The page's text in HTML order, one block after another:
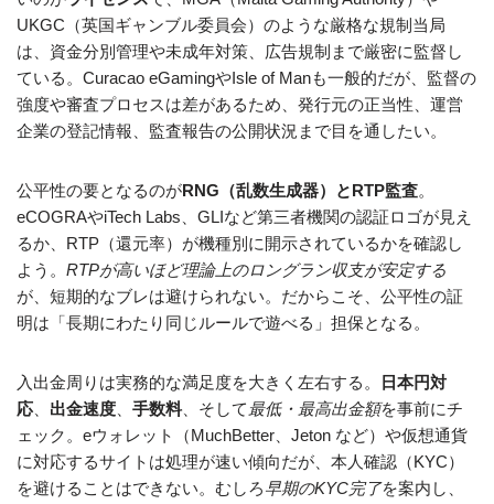
UKGC（英国ギャンブル委員会）のような厳格な規制当局
は、資金分別管理や未成年対策、広告規制まで厳密に監督し
ている。Curacao eGamingやIsle of Manも一般的だが、監督の
強度や審査プロセスは差があるため、発行元の正当性、運営
企業の登記情報、監査報告の公開状況まで目を通したい。
公平性の要となるのがRNG（乱数生成器）とRTP監査。
eCOGRAやiTech Labs、GLIなど第三者機関の認証ロゴが見え
るか、RTP（還元率）が機種別に開示されているかを確認し
よう。 RTPが高いほど理論上のロングラン収支が安定する
が、短期的なブレは避けられない。だからこそ、公平性の証
明は「長期にわたり同じルールで遊べる」担保となる。
入出金周りは実務的な満足度を大きく左右する。
日本円対
応
出金速度 手数料、そして 最低・最高出金額を事前にチ
ェック。eウォレット（MuchBetter、Jeton など）や仮想通貨
に対応するサイトは処理が速い傾向だが、本人確認（KYC）
を避けることはできない。むしろ早期のKYC完了を案内し、